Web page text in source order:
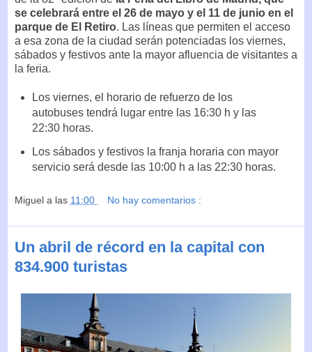
se celebrará entre el 26 de mayo y el 11 de junio en el
parque de El Retiro. Las líneas que permiten el acceso
a esa zona de la ciudad serán potenciadas los viernes,
sábados y festivos ante la mayor afluencia de visitantes a
la feria.
Los viernes, el horario de refuerzo de los
autobuses tendrá lugar entre las 16:30 h y las
22:30 horas.
Los sábados y festivos la franja horaria con mayor
servicio será desde las 10:00 h a las 22:30 horas.
Miguel a las 11:00 No hay comentarios :
Un abril de récord en la capital con
834.900 turistas